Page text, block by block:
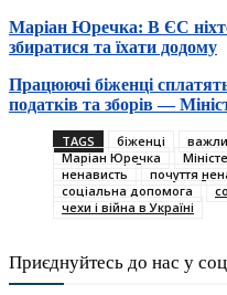
Маріан Юречка: В ЄС
збиратися та їхати додому
Працюючі біженці
податків та зборів —
TAGS біженці
Маріан Юречка
ненависть
почуття
соціальна допомога
чехи і війна в Україні
Приєднуйтесь до нас у